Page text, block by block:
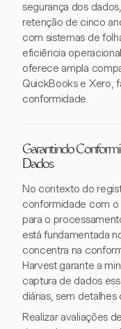
segurança dos
retenção de cinco
com sistemas de
eficiência
oferece ampla
QuickBooks e Xero,
conformidade.
Garantindo
Dados
No contexto do
conformidade com o
para o
está fundamentada
concentra na
Harvest garante a
captura de dados
diárias, sem detalhes
Realizar avaliações